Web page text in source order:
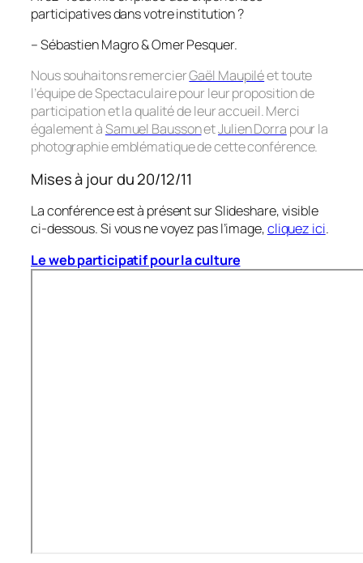
participatives dans votre institution ?
– Sébastien Magro & Omer Pesquer.
Nous souhaitons remercierGaël Maupiléet toute
l’équipe de Spectaculaire pour leur proposition de
participation et la qualité de leur accueil. Merci
également àSamuel BaussonetJulien Dorra pour la
photographie emblématique de cette conférence.
Mises à jour du 20/12/11
La conférence est à présent sur Slideshare, visible
ci-dessous. Si vous ne voyez pas l’image,cliquez ici.
Le web participatif pour la culture